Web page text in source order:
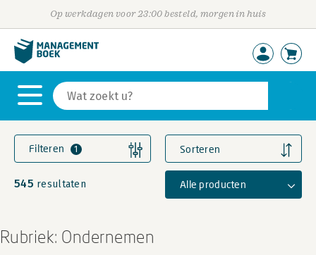
Op werkdagen voor 23:00 besteld, morgen in huis
Filteren 1 Sorteren
545 resultaten Alle producten
Rubriek: Ondernemen